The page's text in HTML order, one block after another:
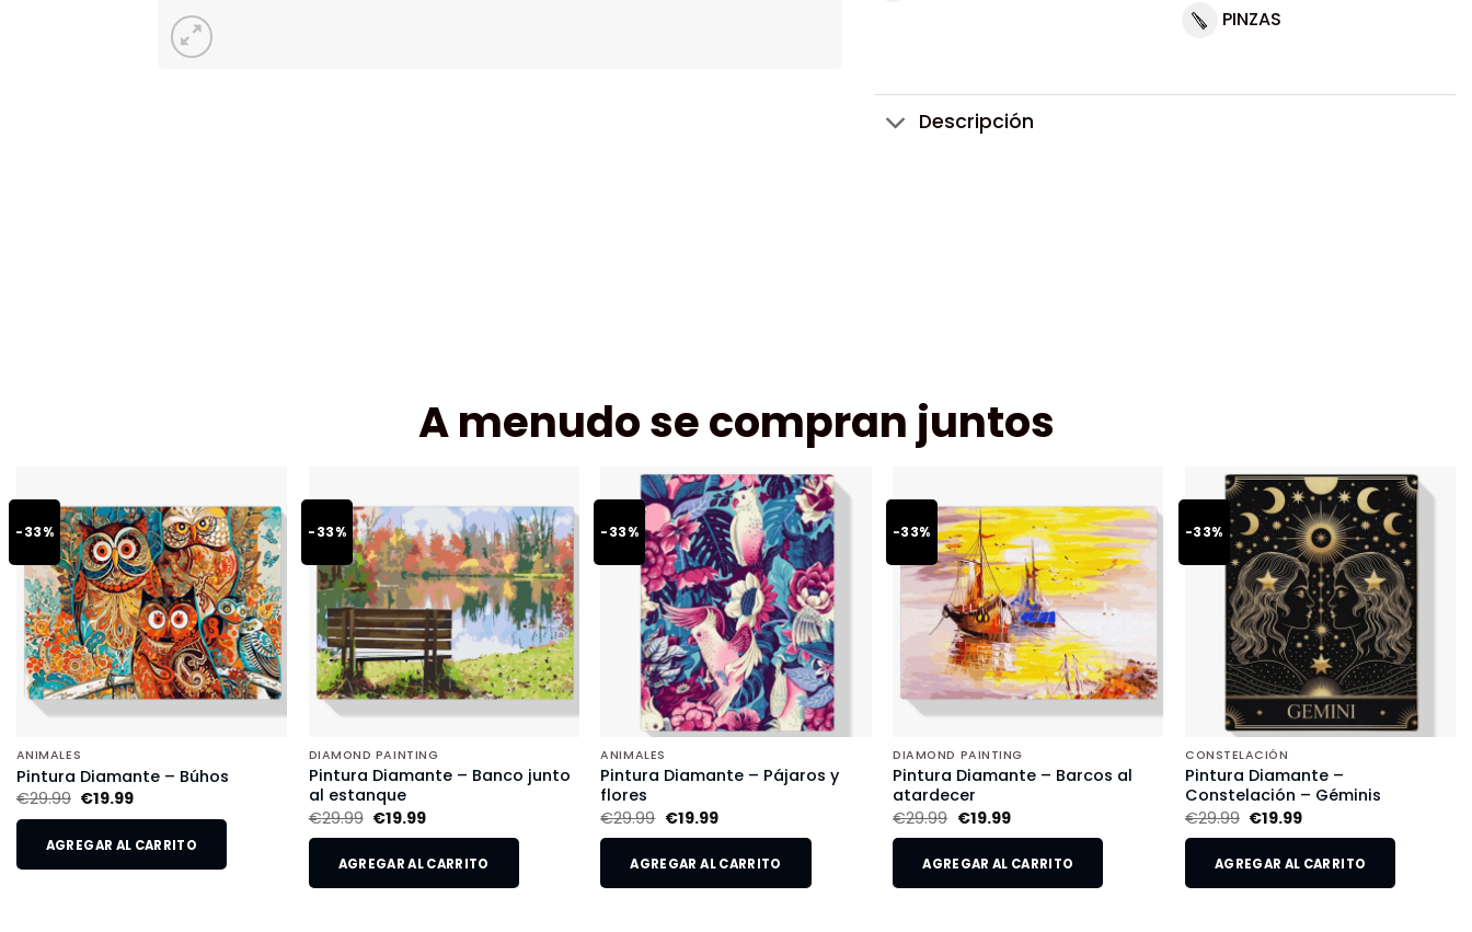
PINZAS
Descripción
A menudo se compran juntos
-33%
ANIMALES
Pintura Diamante – Búhos
€29.99 €19.99
AGREGAR AL CARRITO
-33%
DIAMOND PAINTING
Pintura Diamante – Banco junto
al estanque
€29.99 €19.99
AGREGAR AL CARRITO
-33%
ANIMALES
Pintura Diamante – Pájaros y
flores
€29.99 €19.99
AGREGAR AL CARRITO
-33%
DIAMOND PAINTING
Pintura Diamante – Barcos al
atardecer
€29.99 €19.99
AGREGAR AL CARRITO
-33%
CONSTELACIÓN
Pintura Diamante –
Constelación – Géminis
€29.99 €19.99
AGREGAR AL CARRITO